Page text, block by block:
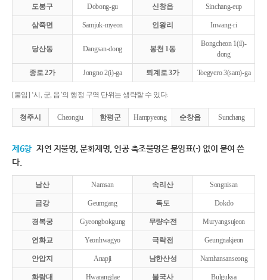
도봉구 Dobong-gu 신창읍 Sinchang-eup
삼죽면 Samjuk-myeon 인왕리 Inwang-ri
당산동 Dangsan-dong 봉천 1동
Bongcheon 1(il)-
dong
종로 2가 Jongno 2(i)-ga 퇴계로 3가 Toegyero 3(sam)-ga
[붙임] ‘시, 군, 읍’의 행정 구역 단위는 생략할 수 있다.
청주시 Cheongju 함평군 Hampyeong 순창읍 Sunchang
제6항 자연 지물명, 문화재명, 인공 축조물명은 붙임표(-) 없이 붙여 쓴
다.
남산 Namsan 속리산 Songnisan
금강 Geumgang 독도 Dokdo
경복궁 Gyeongbokgung 무량수전 Muryangsujeon
연화교 Yeonhwagyo 극락전 Geungnakjeon
안압지 Anapji 남한산성 Namhansanseong
화랑대 Hwarangdae 불국사 Bulguksa